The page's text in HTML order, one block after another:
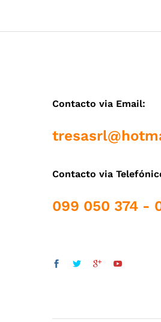
Contacto via Email:
Contacto via
099 050 374 -